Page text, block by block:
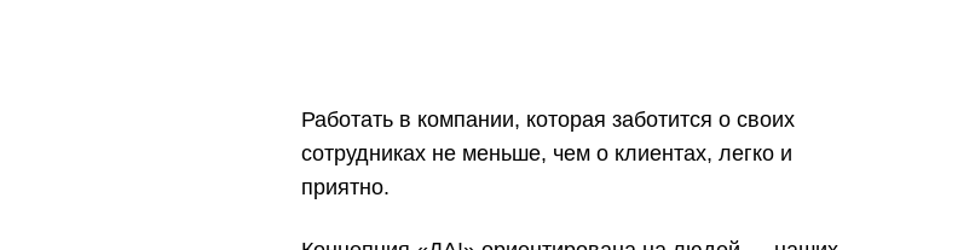
Работать в компании, которая заботится о своих
сотрудниках не меньше, чем о клиентах, легко и
приятно.